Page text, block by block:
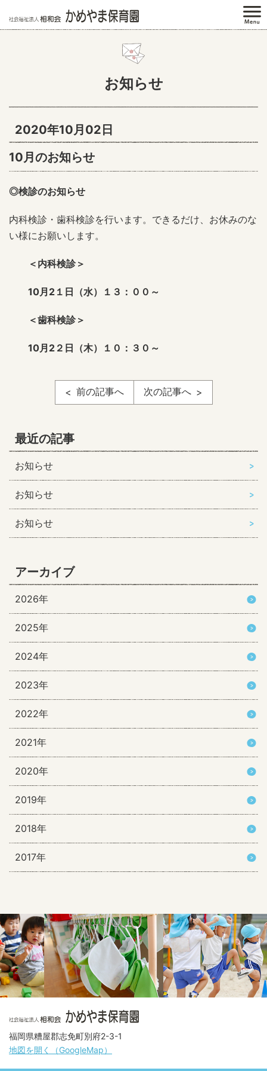
お知らせ
2020年10月02日
10月のお知らせ
◎検診のお知らせ
内科検診・歯科検診を行います。できるだけ、お休みのな
い様にお願いします。
＜内科検診＞
10月2１日（水）１３：００～
＜歯科検診＞
10月2２日（木）１０：３０～
前の記事へ 次の記事へ
最近の記事
お知らせ
お知らせ
お知らせ
アーカイブ
2026年
2025年
2024年
2023年
2022年
2021年
2020年
2019年
2018年
2017年
福岡県糟屋郡志免町別府2-3-1
地図を開く（GoogleMap）